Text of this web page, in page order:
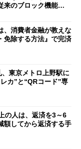
のブロック機能と
、消費者金融が教えな
免除する方法』で完済
東京メトロ上野駅に
”と“QRコード”専
の人は、返済を3～6
額してから返済する手